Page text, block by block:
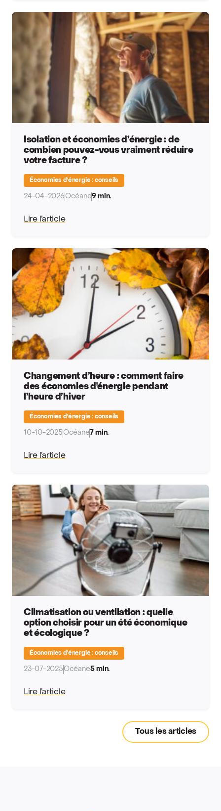
Isolation et économies d’énergie : de
combien pouvez-vous vraiment réduire
votre facture ?
Économies d'énergie : conseils
24-04-2026Océane9 min.
Lire l’article
Changement d’heure : comment faire
des économies d'énergie pendant
l’heure d’hiver
Économies d'énergie : conseils
10-10-2025Océane7 min.
Lire l’article
Climatisation ou ventilation : quelle
option choisir pour un été économique
et écologique ?
Économies d'énergie : conseils
23-07-2025Océane5 min.
Lire l’article
Tous les articles